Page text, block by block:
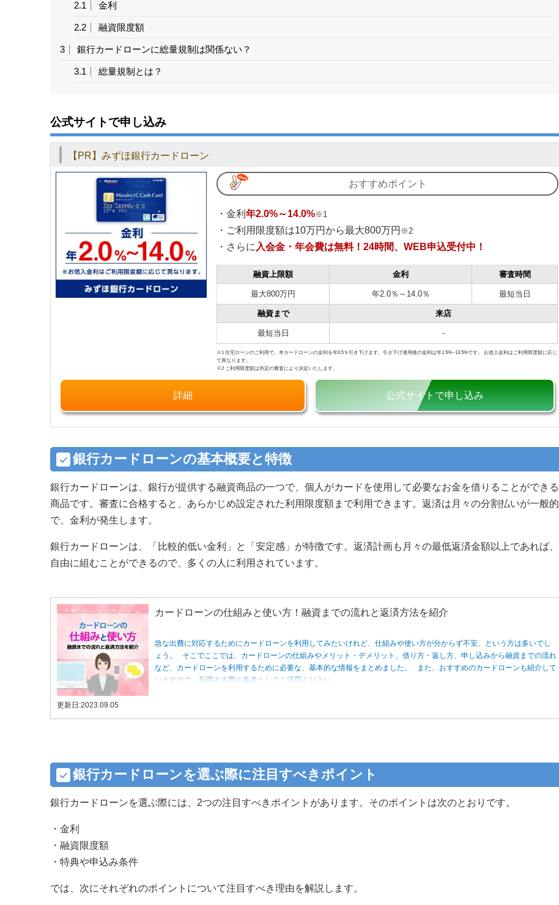
2.1 金利
2.2 融資限度額
3 銀行カードローンに総量規制は関係ない？
3.1 総量規制とは？
3.3 銀行は貸金業者ではないのに、総量規制の制限を受ける？
4 銀行カードローンの審査は甘い？ 消費者金融カードローンと比較
即日借りられる銀行カードローンはない？
【最新2023年版】おすすめの銀行カードローン3選
楽天銀行スーパーローン【金利が低くWEB完結】
みずほ銀行カードローン【0.5％金利優遇】
6.3 バンクイック（三菱ＵＦＪ銀行カードローン）【信頼度が高くて安心】
7 おすすめの銀行カードローンまとめ
公式サイトで申し込み
【PR】みずほ銀行カードローン
おすすめポイント
・金利年2.0%～14.0%※1
・ご利用限度額は10万円から最大800万円 ※2
・さらに 入会金・年会費は無料！24時間、WEB申込受付中！
融資上限額 金利 審査時間
最大800万円 年2.0％～14.0％ 最短当日
融資まで 来店
最短当日 -
※1 住宅ローンのご利用で、本カードローンの金利を年0.5％引き下げます。引き下げ適用後の金利は年1.5%~13.5%です。 お借入金利はご利用限度額に応じ
て異なります。
※2 ご利用限度額は所定の審査により決定いたします。
詳細 公式サイトで申し込み
銀行カードローンの基本概要と特徴
銀行カードローンは、銀行が提供する融資商品の一つで、個人がカードを使用して必要なお金を借りることができる
商品です。審査に合格すると、あらかじめ設定された利用限度額まで利用できます。返済は月々の分割払いが一般的
で、金利が発生します。
銀行カードローンは、「比較的低い金利」と「安定感」が特徴です。返済計画も月々の最低返済金額以上であれば、
自由に組むことができるので、多くの人に利用されています。
カードローンの仕組みと使い方！融資までの流れと返済方法を紹介
急な出費に対応するためにカードローンを利用してみたいけれど、仕組みや使い方が分からず不安、という方は多いでし
ょう。 そこでここでは、カードローンの仕組みやメリット・デメリット、借り方・返し方、申し込みから融資までの流れ
など、カードローンを利用するために必要な、基本的な情報をまとめました。 また、おすすめのカードローンも紹介して
いますので、利用する際の参考としてご活用ください。
更新日:2023.09.05
銀行カードローンを選ぶ際に注目すべきポイント
銀行カードローンを選ぶ際には、2つの注目すべきポイントがあります。そのポイントは次のとおりです。
・金利
・融資限度額
・特典や申込み条件
では、次にそれぞれのポイントについて注目すべき理由を解説します。